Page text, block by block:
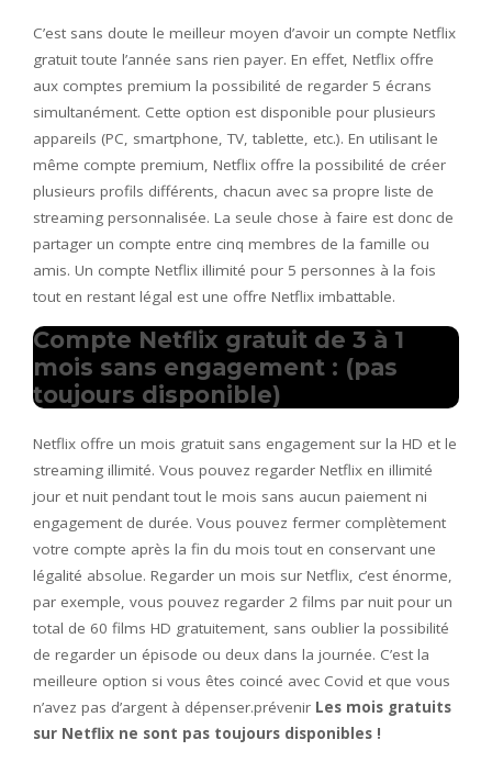
C’est sans doute le meilleur moyen d’avoir un compte Netflix
gratuit toute l’année sans rien payer. En effet, Netflix offre
aux comptes premium la possibilité de regarder 5 écrans
simultanément. Cette option est disponible pour plusieurs
appareils (PC, smartphone, TV, tablette, etc.). En utilisant le
même compte premium, Netflix offre la possibilité de créer
plusieurs profils différents, chacun avec sa propre liste de
streaming personnalisée. La seule chose à faire est donc de
partager un compte entre cinq membres de la famille ou
amis. Un compte Netflix illimité pour 5 personnes à la fois
tout en restant légal est une offre Netflix imbattable.
Compte Netflix gratuit de 3 à 1
mois sans engagement : (pas
toujours disponible)
Netflix offre un mois gratuit sans engagement sur la HD et le
streaming illimité. Vous pouvez regarder Netflix en illimité
jour et nuit pendant tout le mois sans aucun paiement ni
engagement de durée. Vous pouvez fermer complètement
votre compte après la fin du mois tout en conservant une
légalité absolue. Regarder un mois sur Netflix, c’est énorme,
par exemple, vous pouvez regarder 2 films par nuit pour un
total de 60 films HD gratuitement, sans oublier la possibilité
de regarder un épisode ou deux dans la journée. C’est la
meilleure option si vous êtes coincé avec Covid et que vous
n’avez pas d’argent à dépenser.prévenir Les mois gratuits
sur Netflix ne sont pas toujours disponibles !